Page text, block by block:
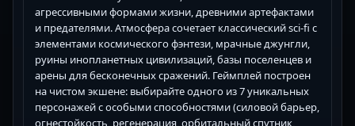
агрессивными формами жизни, древними артефактами
и предателями. Атмосфера сочетает классический sci-fi с
элементами космического фэнтези, мрачные джунгли,
руины инопланетных цивилизаций, базы поселенцев и
арены для бесконечных сражений. Геймплей построен
на чистом экшене: выбирайте одного из 7 уникальных
персонажей с особыми способностями (силовой барьер,
огнестойкость, регенерация, орбитальный спутник,